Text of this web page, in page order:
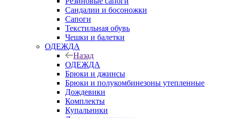
Сандалии и босоножки
Сапоги
Текстильная обувь
Чешки и балетки
ОДЕЖДА
Назад
ОДЕЖДА
Брюки и джинсы
Брюки и полукомбинезоны утепленные
Дождевики
Комплекты
Купальники